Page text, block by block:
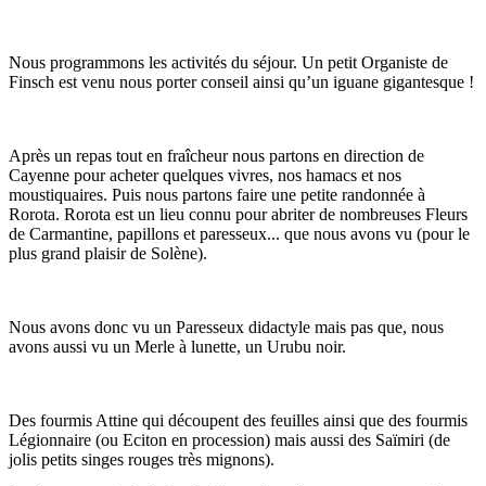
Nous programmons les activités du séjour. Un petit Organiste de
Finsch est venu nous porter conseil ainsi qu’un iguane gigantesque !
Après un repas tout en fraîcheur nous partons en direction de
Cayenne pour acheter quelques vivres, nos hamacs et nos
moustiquaires. Puis nous partons faire une petite randonnée à
Rorota. Rorota est un lieu connu pour abriter de nombreuses Fleurs
de Carmantine, papillons et paresseux... que nous avons vu (pour le
plus grand plaisir de Solène).
Nous avons donc vu un Paresseux didactyle mais pas que, nous
avons aussi vu un Merle à lunette, un Urubu noir.
Des fourmis Attine qui découpent des feuilles ainsi que des fourmis
Légionnaire (ou Eciton en procession) mais aussi des Saïmiri (de
jolis petits singes rouges très mignons).